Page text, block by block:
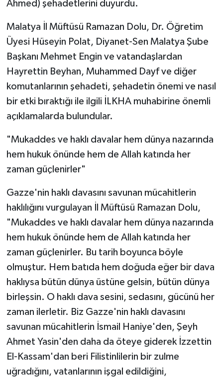
Ahmed) şehadetlerini duyurdu.
Malatya İl Müftüsü Ramazan Dolu, Dr. Öğretim
Üyesi Hüseyin Polat, Diyanet-Sen Malatya Şube
Başkanı Mehmet Engin ve vatandaşlardan
Hayrettin Beyhan, Muhammed Dayf ve diğer
komutanlarının şehadeti, şehadetin önemi ve nasıl
bir etki bıraktığı ile ilgili İLKHA muhabirine önemli
açıklamalarda bulundular.
"Mukaddes ve haklı davalar hem dünya nazarında
hem hukuk önünde hem de Allah katında her
zaman güçlenirler"
Gazze'nin haklı davasını savunan mücahitlerin
haklılığını vurgulayan İl Müftüsü Ramazan Dolu,
"Mukaddes ve haklı davalar hem dünya nazarında
hem hukuk önünde hem de Allah katında her
zaman güçlenirler. Bu tarih boyunca böyle
olmuştur. Hem batıda hem doğuda eğer bir dava
haklıysa bütün dünya üstüne gelsin, bütün dünya
birleşsin. O haklı dava sesini, sedasını, gücünü her
zaman ilerletir. Biz Gazze'nin haklı davasını
savunan mücahitlerin İsmail Haniye'den, Şeyh
Ahmet Yasin'den daha da öteye giderek İzzettin
El-Kassam'dan beri Filistinlilerin bir zulme
uğradığını, vatanlarının işgal edildiğini,